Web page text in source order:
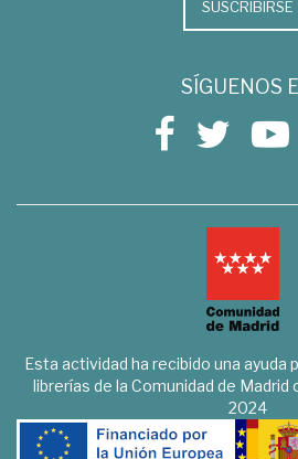
SUSCRIBIRSE
SÍGUENOS
Esta actividad ha recibido una ayuda
librerías de la Comunidad de
2024